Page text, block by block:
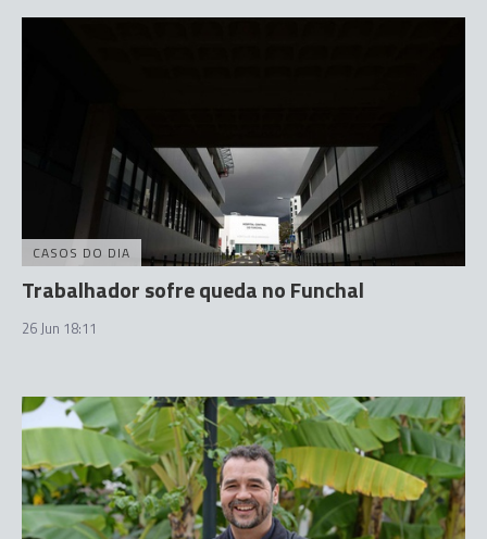
CASOS DO DIA
Trabalhador sofre queda no Funchal
26 Jun 18:11